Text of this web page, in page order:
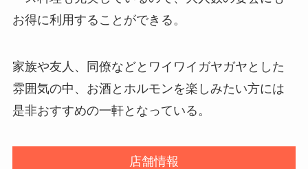
お得に利用することができる。
家族や友人、同僚などとワイワイガヤガヤとした
雰囲気の中、お酒とホルモンを楽しみたい方には
是非おすすめの一軒となっている。
店舗情報